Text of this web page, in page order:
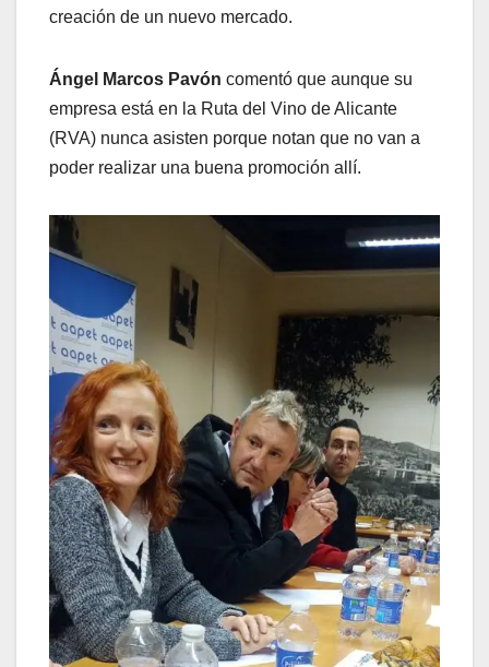
creación de un nuevo mercado.
Ángel Marcos Pavón comentó que aunque su
empresa está en la Ruta del Vino de Alicante
(RVA) nunca asisten porque notan que no van a
poder realizar una buena promoción allí.